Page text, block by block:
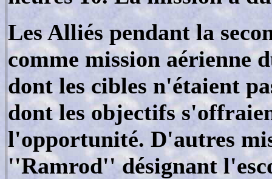
Les Alliés pendant la
comme mission aérienne
dont les cibles n'étaient
dont les objectifs
l'opportunité. D'autres
''Ramrod'' désignant